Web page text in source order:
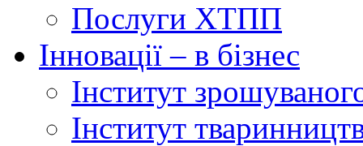
Послуги ХТПП
Інновації – в бізнес
Інститут
Інститут